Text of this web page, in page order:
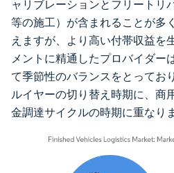
ャリブレーションとフリートリ
等の施工）が含まれることが多
えますが、より高い付帯収益を
メントに精通したプロバイダー
て季節性のバランスをとってお
ルイヤーの切り替え時期に、商
金調達サイクルの時期に重なり